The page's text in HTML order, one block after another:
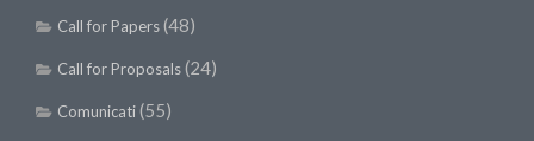
Call for Papers(48)
Call for Proposals(24)
Comunicati(55)